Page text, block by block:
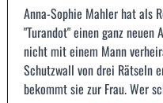
Anna-Sophie Mahler hat als
"Turandot" einen ganz
nicht mit einem Mann
Schutzwall von drei Rätseln
bekommt sie zur Frau. Wer